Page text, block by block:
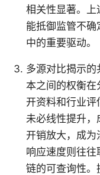
相关性显著。上
能抵御监管不
中的重要驱动。
多源对比揭示
本之间的权衡在
开资料和行业评
未必线性提升
开销放大，成为
响应速度则往
链的可查询性。